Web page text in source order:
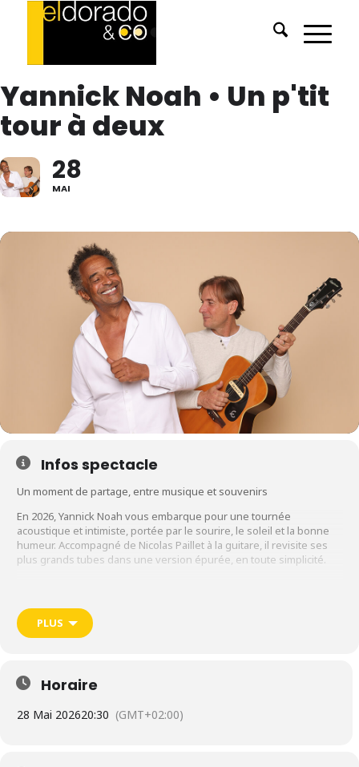
Yannick Noah • Un p'tit
tour à deux
28
MAI
Infos spectacle
Un moment de partage, entre musique et souvenirs
En 2026, Yannick Noah vous embarque pour une tournée
acoustique et intimiste, portée par le sourire, le soleil et la bonne
humeur. Accompagné de Nicolas Paillet à la guitare, il revisite ses
plus grands tubes dans une version épurée, en toute simplicité.
concert chaleureux et authentique, pensé comme une parenthèse
hors du temps, au plus proche du public.
Concert le jeudi 28 mai 2026 au Radiant-Bellevue • LYON
PLUS
Horaire
28 Mai 202620:30 (GMT+02:00)